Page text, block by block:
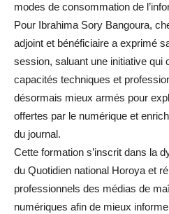
modes de consommation de
Pour Ibrahima Sory Bangoura,
adjoint et bénéficiaire a exprimé
session, saluant une initiative qui
capacités techniques et
désormais mieux armés pour
offertes par le numérique et
du journal.
Cette formation s’inscrit dans la
du Quotidien national Horoya et
professionnels des médias de
numériques afin de mieux